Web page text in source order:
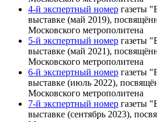
4-й экспертный номер газеты
выставке (май 2019),
Московского метрополитена
5-й экспертный номер газеты
выставке (май 2021),
Московского метрополитена
6-й экспертный номер газеты
выставке (июль 2022),
Московского метрополитена
7-й экспертный номер газеты
выставке (сентябрь 2023),